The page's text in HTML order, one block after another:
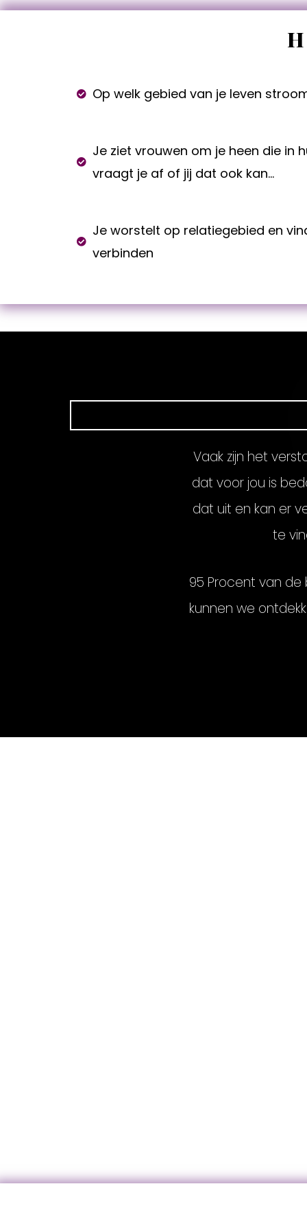
Op welk gebied van je leven
Je ziet vrouwen om je heen die in
vraagt je af of jij dat ook kan…
Je worstelt op relatiegebied en
verbinden
Vaak zijn het
dat voor jou is
dat uit en kan er
te
95 Procent van de
kunnen we